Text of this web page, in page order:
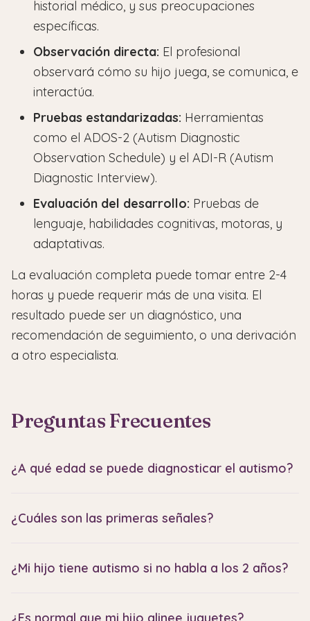
historial médico, y sus preocupaciones
específicas.
Observación directa: El profesional
observará cómo su hijo juega, se comunica, e
interactúa.
Pruebas estandarizadas: Herramientas
como el ADOS-2 (Autism Diagnostic
Observation Schedule) y el ADI-R (Autism
Diagnostic Interview).
Evaluación del desarrollo: Pruebas de
lenguaje, habilidades cognitivas, motoras, y
adaptativas.
La evaluación completa puede tomar entre 2-4
horas y puede requerir más de una visita. El
resultado puede ser un diagnóstico, una
recomendación de seguimiento, o una derivación
a otro especialista.
Preguntas Frecuentes
¿A qué edad se puede diagnosticar el autismo?
confiable desde los 18 meses de edad. Sin
Estados Unidos es de 4 años. La Academia
¿Cuáles son las primeras señales?
contacto visual, no responder al nombre a los 9-
no señalar objetos ni mostrar interés compartido,
¿Mi hijo tiene autismo si no habla a los 2 años?